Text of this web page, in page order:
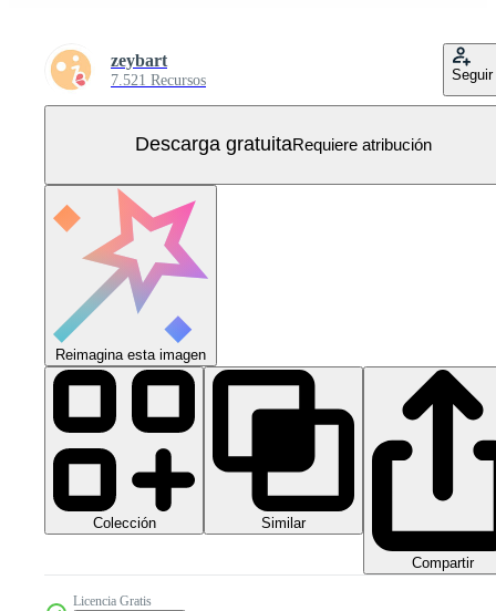
zeybart
7.521 Recursos Seguir
Descarga gratuitaRequiere atribución
Reimagina esta imagen
Colección Similar
Compartir
Licencia Gratis